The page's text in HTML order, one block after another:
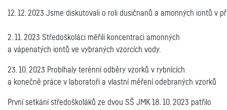
12. 12. 2023 Jsme diskutovali o roli dusičnanů a amonných iontů v
2. 11. 2023 Středoškoláci měřili koncentraci amonných
a vápenatých iontů ve vybraných vzorcích vody.
23. 10. 2023 Probíhaly terénní odběry vzorků v rybnících
a konečně práce v laboratoři a vlastní měření odebraných vzorků
První setkání středoškoláků ze dvou SŠ JMK 18. 10. 2023 patřilo